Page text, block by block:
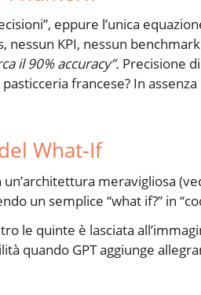
eppure l’unica
nessun KPI, nessun
il 90% accuracy”. Precisione di
francese? In
What‑If
meravigliosa
un semplice “what if?” in
le quinte è lasciata
quando GPT aggiunge